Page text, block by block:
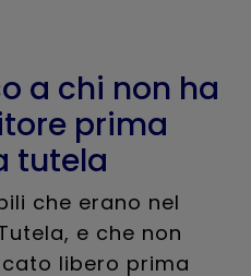
a chi non ha
prima
tutela
che erano nel
e che non
libero prima